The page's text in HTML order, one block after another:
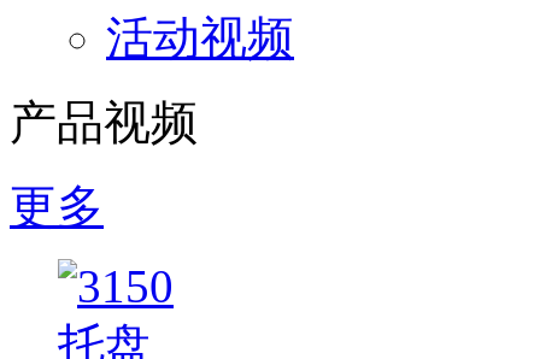
活动视频
产品视频
更多